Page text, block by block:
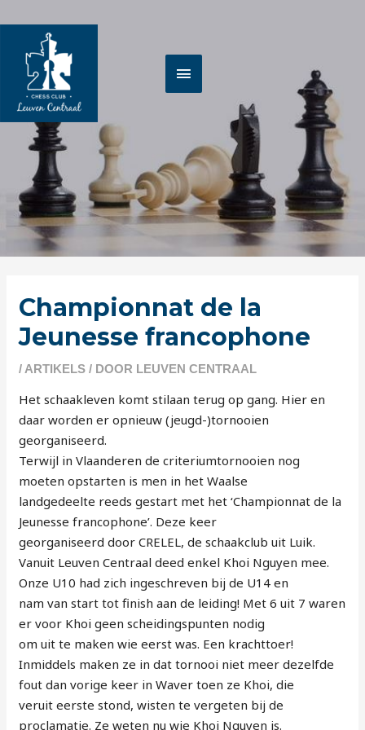
naar
inhoud
Championnat de la
Jeunesse francophone
/ ARTIKELS / DOOR LEUVEN CENTRAAL
Het schaakleven komt stilaan terug op gang. Hier en
daar worden er opnieuw (jeugd-)tornooien
georganiseerd.
Terwijl in Vlaanderen de criteriumtornooien nog
moeten opstarten is men in het Waalse
landgedeelte reeds gestart met het ‘Championnat de la
Jeunesse francophone’. Deze keer
georganiseerd door CRELEL, de schaakclub uit Luik.
Vanuit Leuven Centraal deed enkel Khoi Nguyen mee.
Onze U10 had zich ingeschreven bij de U14 en
nam van start tot finish aan de leiding! Met 6 uit 7 waren
er voor Khoi geen scheidingspunten nodig
om uit te maken wie eerst was. Een krachttoer!
Inmiddels maken ze in dat tornooi niet meer dezelfde
fout dan vorige keer in Waver toen ze Khoi, die
veruit eerste stond, wisten te vergeten bij de
proclamatie. Ze weten nu wie Khoi Nguyen is.